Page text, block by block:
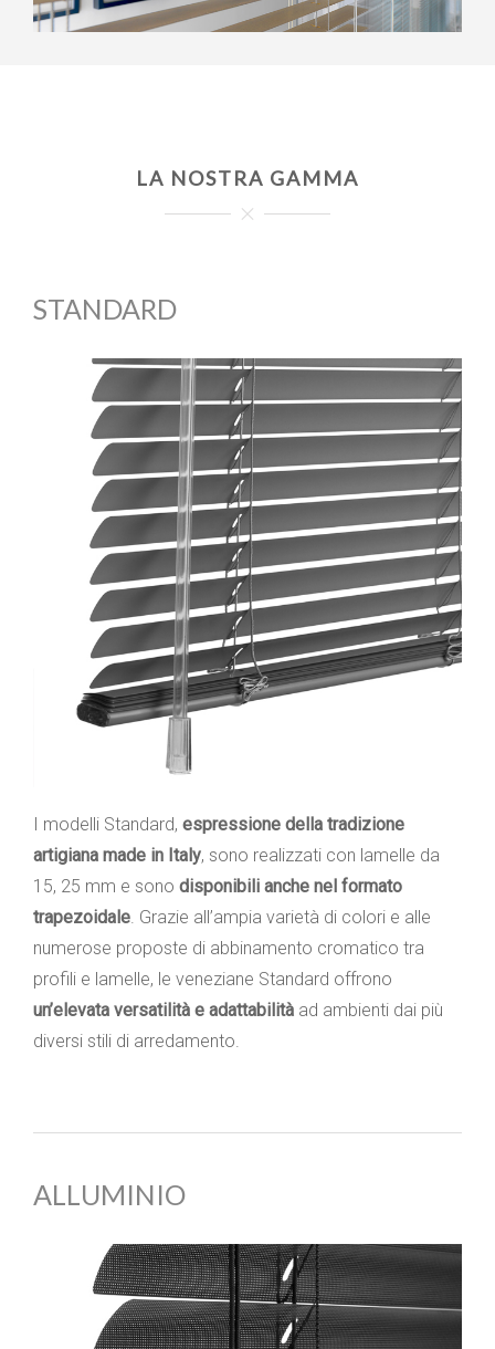
LA NOSTRA GAMMA
STANDARD
I modelli Standard, espressione della tradizione
artigiana made in Italy, sono realizzati con lamelle da
15, 25 mm e sono disponibili anche nel formato
trapezoidale. Grazie all’ampia varietà di colori e alle
numerose proposte di abbinamento cromatico tra
profili e lamelle, le veneziane Standard offrono
un’elevata versatilità e adattabilità ad ambienti dai più
diversi stili di arredamento.
ALLUMINIO